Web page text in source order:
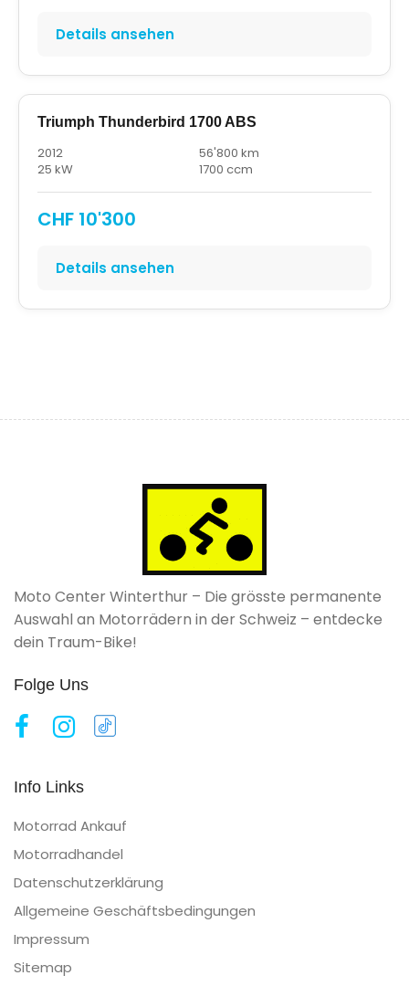
Details ansehen
Triumph Thunderbird 1700 ABS
2012
56'800 km
25 kW
1700 ccm
CHF 10'300
Details ansehen
Moto Center Winterthur – Die grösste permanente
Auswahl an Motorrädern in der Schweiz – entdecke
dein Traum-Bike!
Folge Uns
Info Links
Motorrad Ankauf
Motorradhandel
Datenschutzerklärung
Allgemeine Geschäftsbedingungen
Impressum
Sitemap